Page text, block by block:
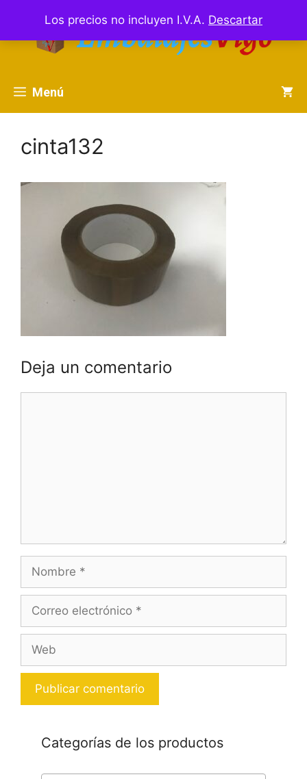
Los precios no incluyen I.V.A. Descartar
contenido
Menú
cinta132
Deja un comentario
Nombre
Correo
Web
Categorías de los productos